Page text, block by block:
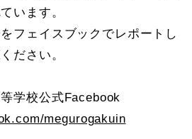
います。
フェイスブックでレポートし
ださい。
学校公式Facebook
megurogakuin